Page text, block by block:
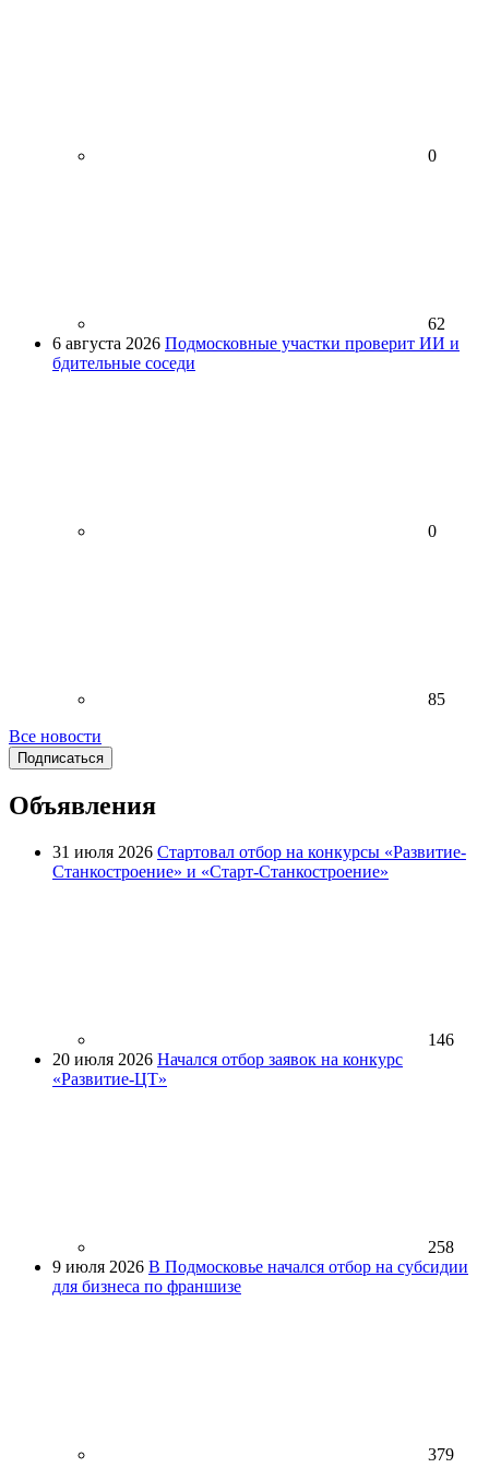
0
62
6 августа 2026 Подмосковные участки проверит ИИ и
бдительные соседи
0
85
Все новости
Подписаться
Объявления
31 июля 2026 Стартовал отбор на конкурсы «Развитие-
Станкостроение» и «Старт-Станкостроение»
146
20 июля 2026 Начался отбор заявок на конкурс
«Развитие-ЦТ»
258
9 июля 2026 В Подмосковье начался отбор на субсидии
для бизнеса по франшизе
379